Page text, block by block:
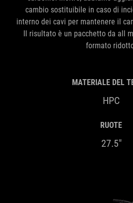
cambio sostituibile in caso di
interno dei cavi per mantenere il
Il risultato è un pacchetto da all
formato
MATERIALE DEL
HPC
RUOTE
27.5"